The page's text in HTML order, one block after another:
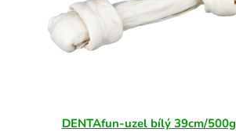
DENTAfun-uzel bílý 39cm/500g